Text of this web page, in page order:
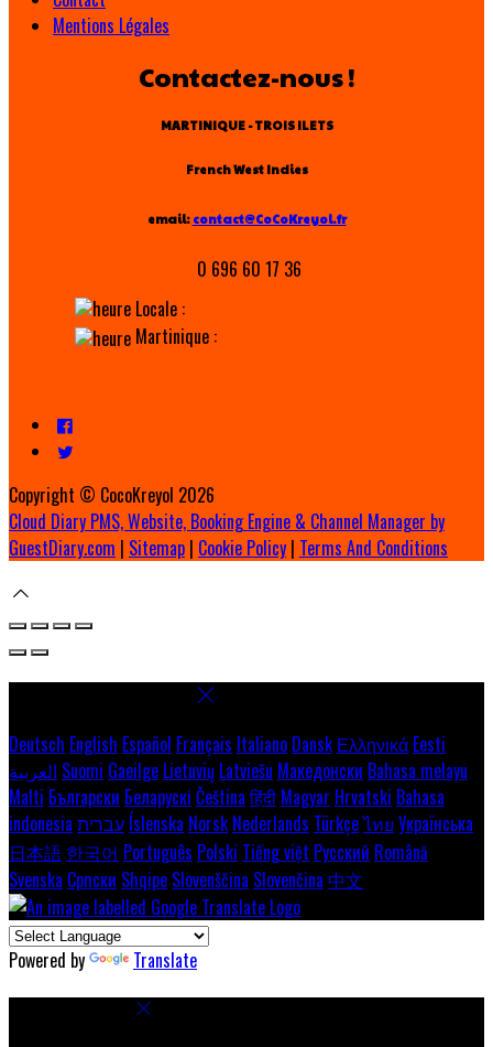
Mentions Légales
Contactez-nous !
MARTINIQUE - TROIS ILETS
French West Indies
email: contact@CoCoKreyol.fr
0 696 60 17 36
Locale :
Martinique :
Copyright © CocoKreyol 2026
Cloud Diary PMS, Website, Booking Engine & Channel Manager by
GuestDiary.com | Sitemap | Cookie Policy | Terms And Conditions
Deutsch English Español Français Italiano Dansk Ελληνικά Eesti
العربية Suomi Gaeilge Lietuvių Latviešu Македонски Bahasa melayu
Malti Български Беларускі Čeština हिंदी Magyar Hrvatski Bahasa
indonesia עברית Íslenska Norsk Nederlands Türkçeไทย Українська
日本語 한국어 Português Polski Tiếng việt Русский Română
Svenska Српски Shqipe Slovenščina Slovenčina 中文
Powered by Translate